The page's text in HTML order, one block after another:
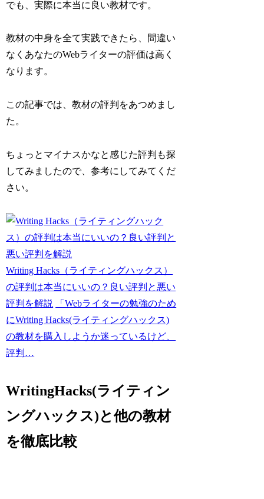
でも、実際に本当に良い教材です。
教材の中身を全て実践できたら、間違い
なくあなたのWebライターの評価は高く
なります。
この記事では、教材の評判をあつめまし
た。
ちょっとマイナスかなと感じた評判も探
してみましたので、参考にしてみてくだ
さい。
Writing Hacks（ライティングハックス）
の評判は本当にいいの？良い評判と悪い
評判を解説
「Webライターの勉強のため
にWriting Hacks(ライティングハックス)
の教材を購入しようか迷っているけど、
評判…
WritingHacks(ライティン
ングハックス)と他の教材
を徹底比較